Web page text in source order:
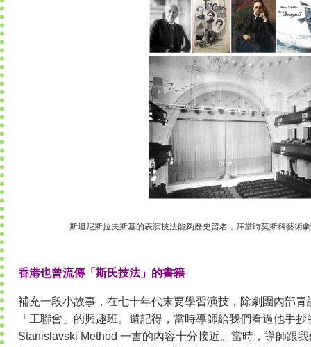
斯坦尼斯拉夫斯基的表演技法能夠歷史留名，拜當時莫斯科藝術
香港也曾流傳「斯氏技法」的書籍
補充一段小故事，在七十年代末要學習演技，除劇團內部
「工聯會」的興趣班。還記得，當時導師給我們看過他手
Stanislavski Method 一書的內容十分接近。當時，導師跟